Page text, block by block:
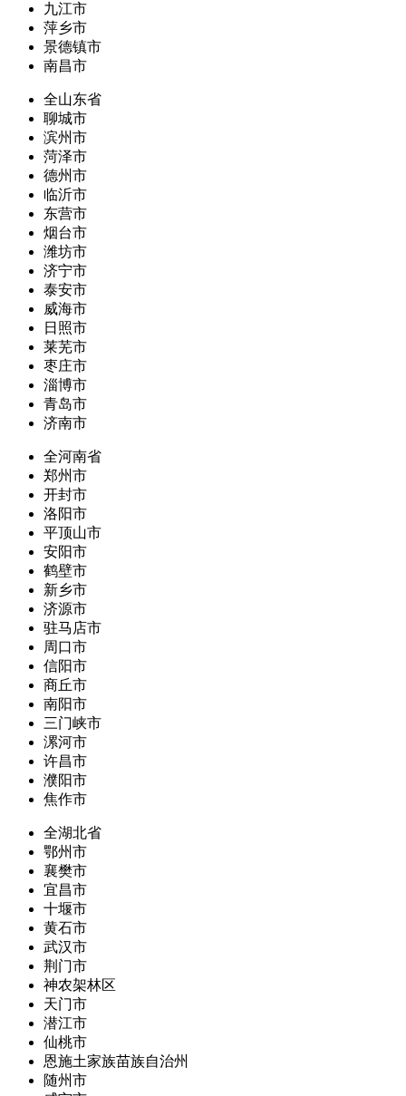
九江市
萍乡市
景德镇市
南昌市
全山东省
聊城市
滨州市
菏泽市
德州市
临沂市
东营市
烟台市
潍坊市
济宁市
泰安市
威海市
日照市
莱芜市
枣庄市
淄博市
青岛市
济南市
全河南省
郑州市
开封市
洛阳市
平顶山市
安阳市
鹤壁市
新乡市
济源市
驻马店市
周口市
信阳市
商丘市
南阳市
三门峡市
漯河市
许昌市
濮阳市
焦作市
全湖北省
鄂州市
襄樊市
宜昌市
十堰市
黄石市
武汉市
荆门市
神农架林区
天门市
潜江市
仙桃市
恩施土家族苗族自治州
随州市